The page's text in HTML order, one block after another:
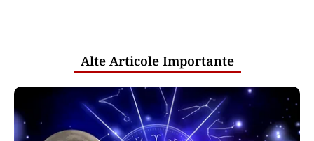
Alte Articole Importante